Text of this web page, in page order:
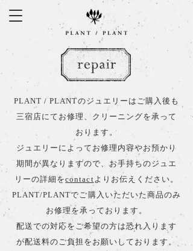
PLANT / PLANTのジュエリーはご購入後も
三宿店にてお修理、クリーニングを承って
おります。
ジュエリーによってお修理内容やお預かり
期間が異なりますので、お手持ちのジュエ
リーの詳細をcontactよりお伝えください。
PLANT/PLANTでご購入いただいた商品のみ
お修理を承っております。
配送での対応をご希望の方は恐れ入ります
が配送料のご負担をお願いしております。